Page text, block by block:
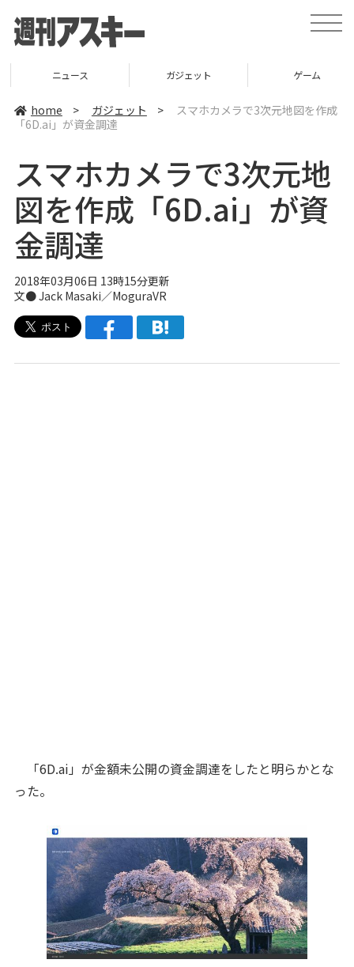
t
o
v
i
o
n
ニュース ガジェット ゲーム
home > ガジェット >
スマホカメラで3次元地図を作成
「6D.ai」が資金調達
スマホカメラで3次元地
図を作成「6D.ai」が資
金調達
2018年03月06日 13時15分更新
文● Jack Masaki／MoguraVR
「6D.ai」が金額未公開の資金調達をしたと明らかとな
った。